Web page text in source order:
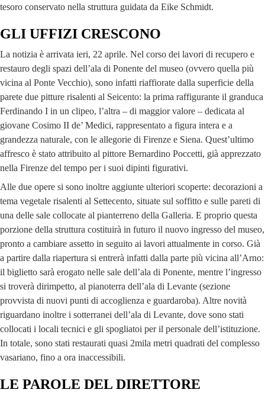
tesoro conservato nella struttura guidata da Eike Schmidt.
GLI UFFIZI CRESCONO
La notizia è arrivata ieri, 22 aprile. Nel corso dei lavori di recupero e
restauro degli spazi dell’ala di Ponente del museo (ovvero quella più
vicina al Ponte Vecchio), sono infatti riaffiorate dalla superficie della
parete due pitture risalenti al Seicento: la prima raffigurante il granduca
Ferdinando I in un clipeo, l’altra – di maggior valore – dedicata al
giovane Cosimo II de’ Medici, rappresentato a figura intera e a
grandezza naturale, con le allegorie di Firenze e Siena. Quest’ultimo
affresco è stato attribuito al pittore Bernardino Poccetti, già apprezzato
nella Firenze del tempo per i suoi dipinti figurativi.
Alle due opere si sono inoltre aggiunte ulteriori scoperte: decorazioni a
tema vegetale risalenti al Settecento, situate sul soffitto e sulle pareti di
una delle sale collocate al pianterreno della Galleria. E proprio questa
porzione della struttura costituirà in futuro il nuovo ingresso del museo,
pronto a cambiare assetto in seguito ai lavori attualmente in corso. Già
a partire dalla riapertura si entrerà infatti dalla parte più vicina all’Arno:
il biglietto sarà erogato nelle sale dell’ala di Ponente, mentre l’ingresso
si troverà dirimpetto, al pianoterra dell’ala di Levante (sezione
provvista di nuovi punti di accoglienza e guardaroba). Altre novità
riguardano inoltre i sotterranei dell’ala di Levante, dove sono stati
collocati i locali tecnici e gli spogliatoi per il personale dell’istituzione.
In totale, sono stati restaurati quasi 2mila metri quadrati del complesso
vasariano, fino a ora inaccessibili.
LE PAROLE DEL DIRETTORE